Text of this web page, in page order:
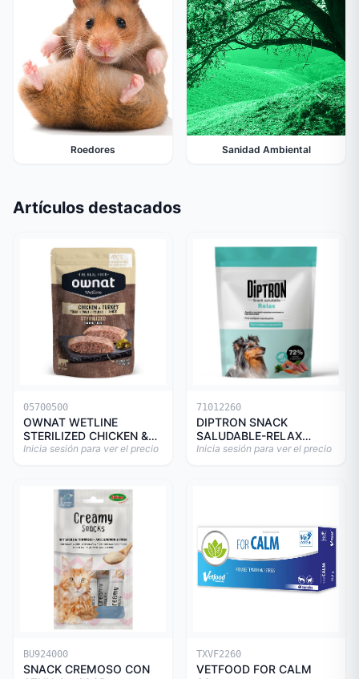
Roedores Sanidad Ambiental
Artículos destacados
05700500
OWNAT WETLINE
STERILIZED CHICKEN &
TURKEY CAT 85gr
Inicia sesión para ver el precio
71012260
DIPTRON SNACK
SALUDABLE-RELAX
150GR
Inicia sesión para ver el precio
BU924000
SNACK CREMOSO CON
TXVF2260
VETFOOD FOR CALM